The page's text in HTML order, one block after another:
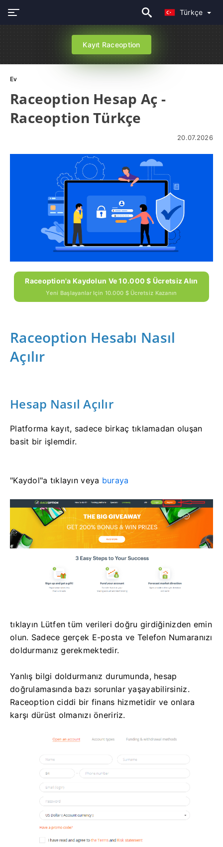
Türkçe
Kayıt Raceoption
Ev
Raceoption Hesap Aç -
Raceoption Türkçe
20.07.2026
Raceoption'a Kaydolun Ve 10.000 $ Ücretsiz Alın
Yeni Başlayanlar Için 10.000 $ Ücretsiz Kazanın
Raceoption Hesabı Nasıl
Açılır
Hesap Nasıl Açılır
Platforma kayıt, sadece birkaç tıklamadan oluşan
basit bir işlemdir.
"Kaydol"a tıklayın veya buraya
tıklayın Lütfen tüm verileri doğru girdiğinizden emin
olun. Sadece gerçek E-posta ve Telefon Numaranızı
doldurmanız gerekmektedir.
Yanlış bilgi doldurmanız durumunda, hesap
doğrulamasında bazı sorunlar yaşayabilirsiniz.
Raceoption ciddi bir finans hizmetidir ve onlara
karşı dürüst olmanızı öneririz.